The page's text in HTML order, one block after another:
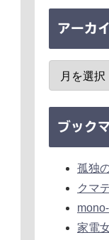
アーカ
ブック
孤独
クマ
家電